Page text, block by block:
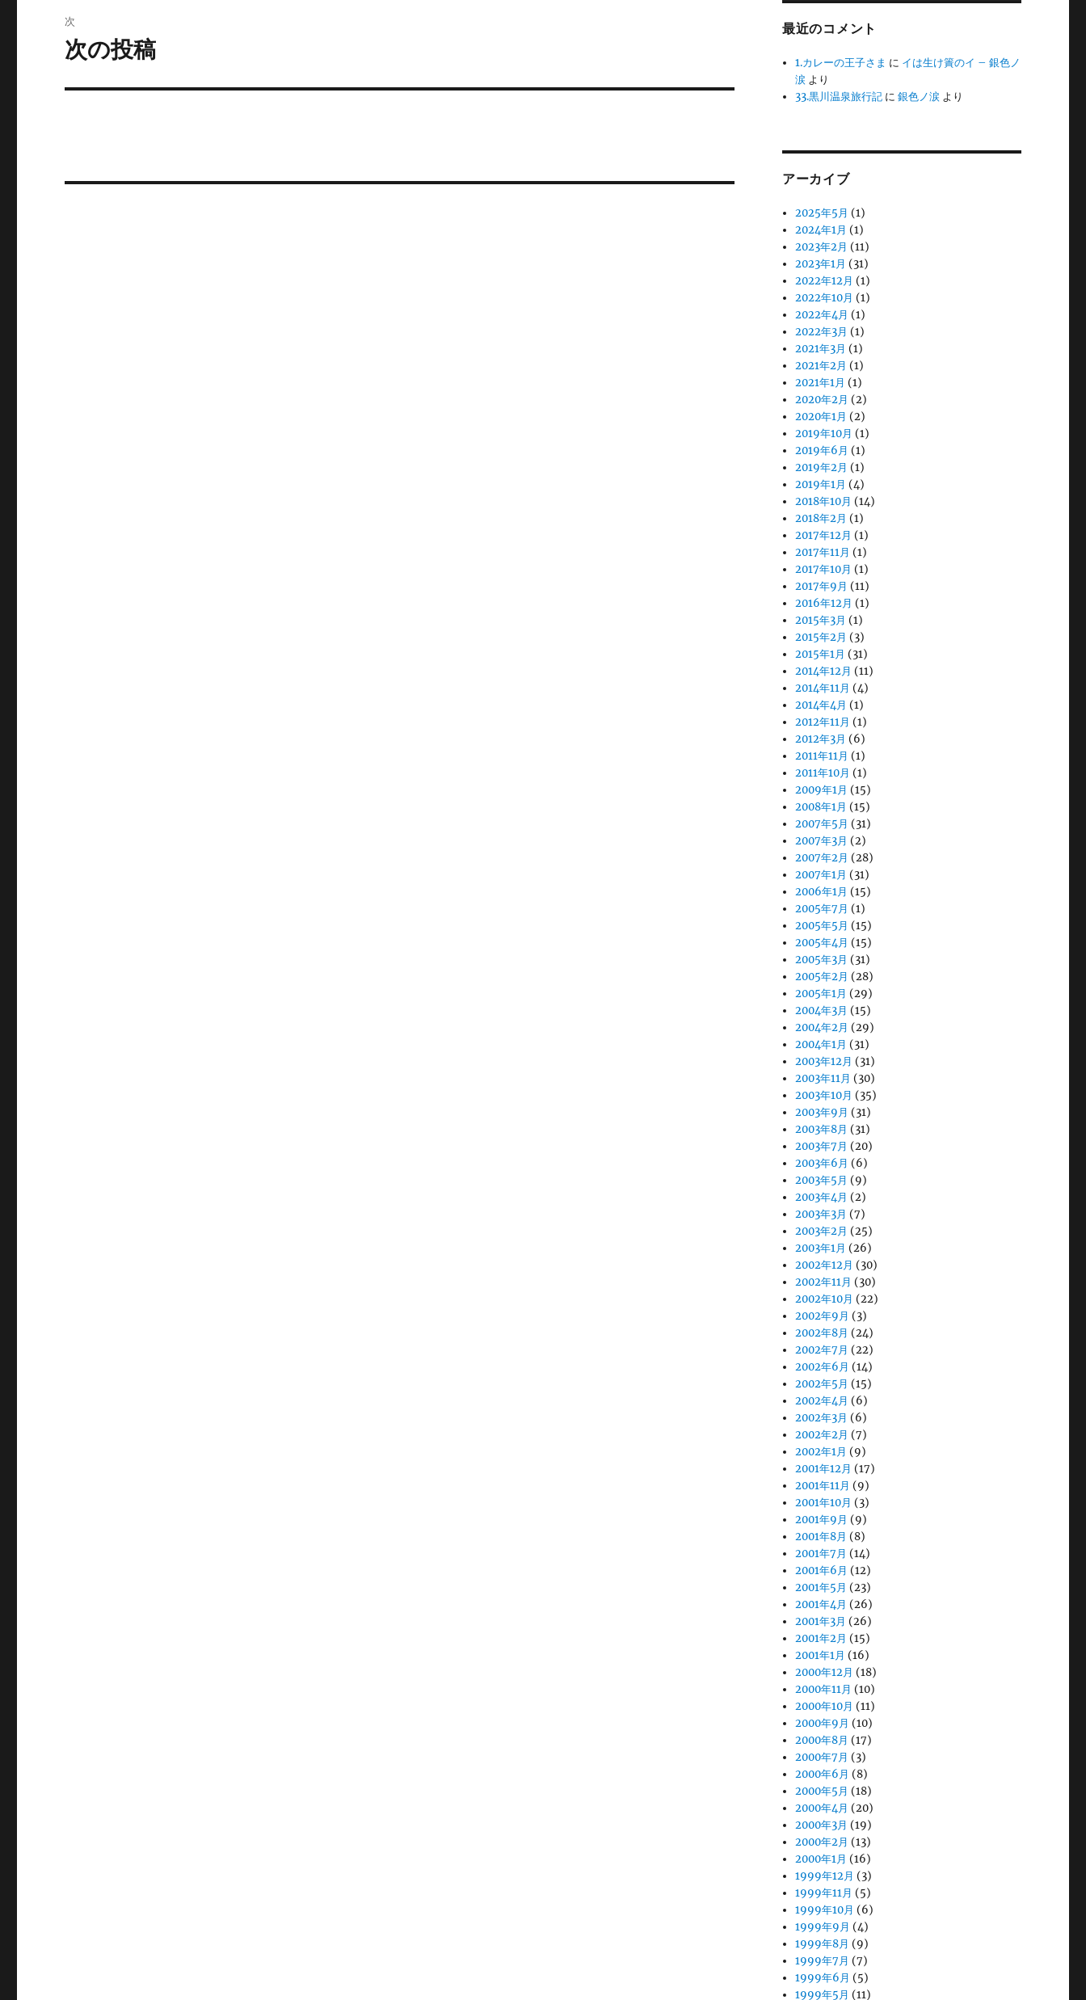
ゲ
ン
稿:
次
次
投
次の投稿
最近のコメント
1.カレーの王子さま に イは生け簀のイ – 銀色ノ
涙 より
33.黒川温泉旅行記 に銀色ノ涙 より
アーカイブ
2025年5月 (1)
2024年1月 (1)
2023年2月 (11)
2023年1月 (31)
2022年12月 (1)
2022年10月 (1)
2022年4月 (1)
2022年3月 (1)
2021年3月 (1)
2021年2月 (1)
2021年1月 (1)
2020年2月 (2)
2020年1月 (2)
2019年10月 (1)
2019年6月 (1)
2019年2月 (1)
2019年1月 (4)
2018年10月 (14)
2018年2月 (1)
2017年12月 (1)
2017年11月 (1)
2017年10月 (1)
2017年9月 (11)
2016年12月 (1)
2015年3月 (1)
2015年2月 (3)
2015年1月 (31)
2014年12月 (11)
2014年11月 (4)
2014年4月 (1)
2012年11月 (1)
2012年3月 (6)
2011年11月 (1)
2011年10月 (1)
2009年1月 (15)
2008年1月 (15)
2007年5月 (31)
2007年3月 (2)
2007年2月 (28)
2007年1月 (31)
2006年1月 (15)
2005年7月 (1)
2005年5月 (15)
2005年4月 (15)
2005年3月 (31)
2005年2月 (28)
2005年1月 (29)
2004年3月 (15)
2004年2月 (29)
2004年1月 (31)
2003年12月 (31)
2003年11月 (30)
2003年10月 (35)
2003年9月 (31)
2003年8月 (31)
2003年7月 (20)
2003年6月 (6)
2003年5月 (9)
2003年4月 (2)
2003年3月 (7)
2003年2月 (25)
2003年1月 (26)
2002年12月 (30)
2002年11月 (30)
2002年10月 (22)
2002年9月 (3)
2002年8月 (24)
2002年7月 (22)
2002年6月 (14)
2002年5月 (15)
2002年4月 (6)
2002年3月 (6)
2002年2月 (7)
2002年1月 (9)
2001年12月 (17)
2001年11月 (9)
2001年10月 (3)
2001年9月 (9)
2001年8月 (8)
2001年7月 (14)
2001年6月 (12)
2001年5月 (23)
2001年4月 (26)
2001年3月 (26)
2001年2月 (15)
2001年1月 (16)
2000年12月 (18)
2000年11月 (10)
2000年10月 (11)
2000年9月 (10)
2000年8月 (17)
2000年7月 (3)
2000年6月 (8)
2000年5月 (18)
2000年4月 (20)
2000年3月 (19)
2000年2月 (13)
2000年1月 (16)
1999年12月 (3)
1999年11月 (5)
1999年10月 (6)
1999年9月 (4)
1999年8月 (9)
1999年7月 (7)
1999年6月 (5)
1999年5月 (11)